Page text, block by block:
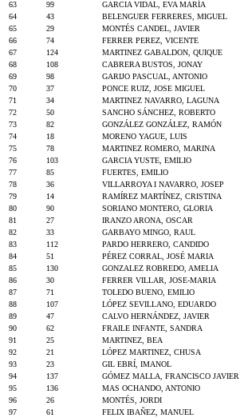
63
99 GARCIA VIDAL, EVA MARÍA
64
43 BELENGUER FERRERES, MIGUEL
65
29 MONTÉS CANDEL, JAVIER
66
74 FERRER PEREZ, VICENTE
67
124 MARTINEZ GABALDON, QUIQUE
68
108 CABRERA BUSTOS, JONAY
69
98 GARIJO PASCUAL, ANTONIO
70
37 PONCE RUIZ, JOSE MIGUEL
71
34 MARTINEZ NAVARRO, LAGUNA
72
50 SANCHO SÁNCHEZ, ROBERTO
73
82 GONZÁLEZ GONZÁLEZ, RAMÓN
74
18 MORENO YAGUE, LUIS
75
78 MARTINEZ ROMERO, MARINA
76
103 GARCIA YUSTE, EMILIO
77
85 FUERTES, EMILIO
78
36 VILLARROYA I NAVARRO, JOSEP
79
14 RAMÍREZ MARTÍNEZ, CRISTINA
80
90 SORIANO MONTERO, GLORIA
81
27 IRANZO ARONA, OSCAR
82
33 GARBAYO MINGO, RAUL
83
112 PARDO HERRERO, CANDIDO
84
51 PÉREZ CORRAL, JOSÉ MARIA
85
130 GONZALEZ ROBREDO, AMELIA
86
30 FERRER VILLAR, JOSE-MARIA
87
71 TOLEDO BUENO, EMILIO
88
107 LÓPEZ SEVILLANO, EDUARDO
89
47 CALVO HERNÁNDEZ, JAVIER
90
62 FRAILE INFANTE, SANDRA
91
25 MARTINEZ, BEA
92
21 LÓPEZ MARTINEZ, CHUSA
93
23 GIL EBRÍ, IMANOL
94
137 GÓMEZ MALLA, FRANCISCO JAVIER
95
136 MAS OCHANDO, ANTONIO
96
26 MONTÉS, JORDI
97
61 FELIX IBAÑEZ, MANUEL